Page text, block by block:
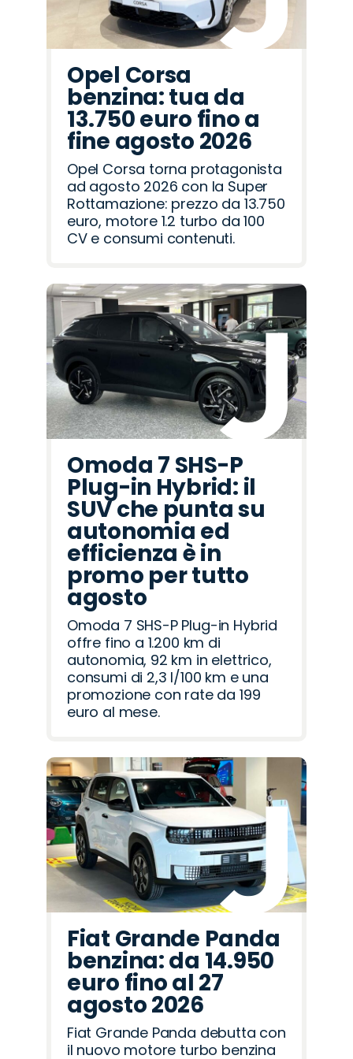
Opel Corsa
benzina: tua da
13.750 euro fino a
fine agosto 2026
Opel Corsa torna protagonista
ad agosto 2026 con la Super
Rottamazione: prezzo da 13.750
euro, motore 1.2 turbo da 100
CV e consumi contenuti.
Omoda 7 SHS-P
Plug-in Hybrid: il
SUV che punta su
autonomia ed
efficienza è in
promo per tutto
agosto
Omoda 7 SHS-P Plug-in Hybrid
offre fino a 1.200 km di
autonomia, 92 km in elettrico,
consumi di 2,3 l/100 km e una
promozione con rate da 199
euro al mese.
Fiat Grande Panda
benzina: da 14.950
euro fino al 27
agosto 2026
Fiat Grande Panda debutta con
il nuovo motore turbo benzina